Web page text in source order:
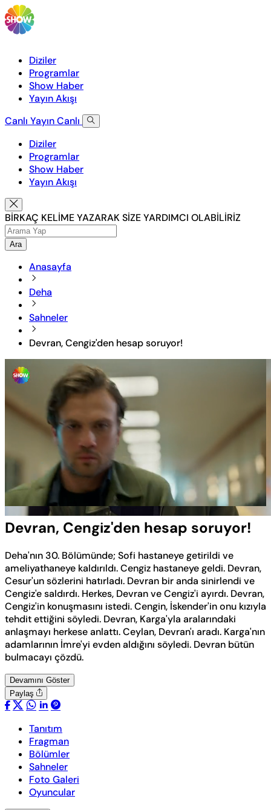
Diziler
Programlar
Show Haber
Yayın Akışı
Canlı YayınCanlı
Diziler
Programlar
Show Haber
Yayın Akışı
BİRKAÇ KELİME YAZARAK SİZE YARDIMCI OLABİLİRİZ
Ara
Anasayfa
Deha
Sahneler
Devran, Cengiz'den hesap soruyor!
Sesi
Aç
Yüklendi
11.71%
Oynatma
Hızı
Devran, Cengiz'den hesap soruyor!
Deha'nın 30. Bölümünde; Sofi hastaneye getirildi ve
ameliyathaneye kaldırıldı. Cengiz hastaneye geldi. Devran,
Cesur'un sözlerini hatırladı. Devran bir anda sinirlendi ve
Cengiz'e saldırdı. Herkes, Devran ve Cengiz'i ayırdı. Devran,
Cengiz'in konuşmasını istedi. Cengin, İskender'in onu kızıyla
tehdit ettiğini söyledi. Devran, Karga'yla aralarındaki
anlaşmayı herkese anlattı. Ceylan, Devran'ı aradı. Karga'nın
adamlarının İmre'yi evden aldığını söyledi. Devran bütün
bulmacayı çözdü.
Devamını Göster
Paylaş
Tanıtım
Fragman
Bölümler
Sahneler
Foto Galeri
Oyuncular